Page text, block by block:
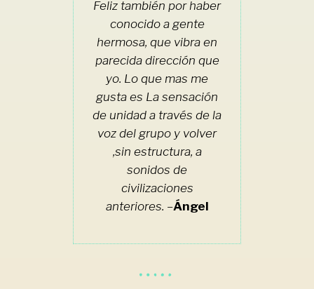
Feliz también por haber
conocido a gente
hermosa, que vibra en
parecida dirección que
yo. Lo que mas me
gusta es La sensación
de unidad a través de la
voz del grupo y volver
,sin estructura, a
sonidos de
civilizaciones
anteriores. –Ángel